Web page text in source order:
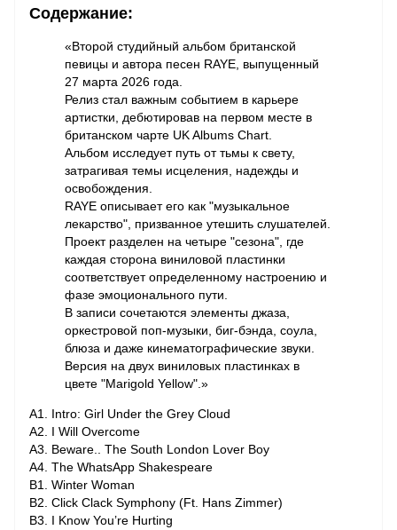
Содержание:
«Второй студийный альбом британской
певицы и автора песен RAYE, выпущенный
27 марта 2026 года.
Релиз стал важным событием в карьере
артистки, дебютировав на первом месте в
британском чарте UK Albums Chart.
Альбом исследует путь от тьмы к свету,
затрагивая темы исцеления, надежды и
освобождения.
RAYE описывает его как "музыкальное
лекарство", призванное утешить слушателей.
Проект разделен на четыре "сезона", где
каждая сторона виниловой пластинки
соответствует определенному настроению и
фазе эмоционального пути.
В записи сочетаются элементы джаза,
оркестровой поп-музыки, биг-бэнда, соула,
блюза и даже кинематографические звуки.
Версия на двух виниловых пластинках в
цвете "Marigold Yellow".»
A1. Intro: Girl Under the Grey Cloud
A2. I Will Overcome
A3. Beware.. The South London Lover Boy
A4. The WhatsApp Shakespeare
B1. Winter Woman
B2. Click Clack Symphony (Ft. Hans Zimmer)
B3. I Know You’re Hurting